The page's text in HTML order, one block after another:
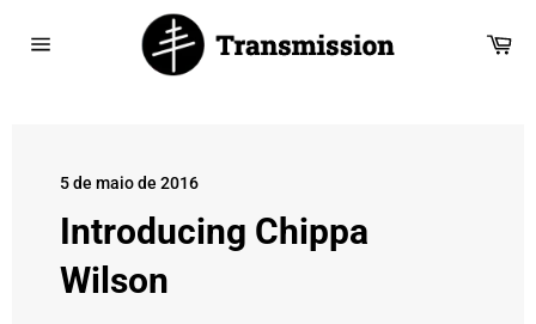
5 de maio de 2016
Introducing Chippa
Wilson